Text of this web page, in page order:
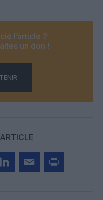
l’article ?
un don !